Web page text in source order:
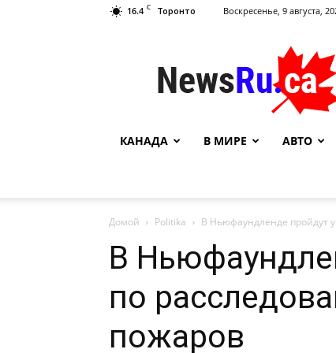
16.4 C Торонто Воскресенье, 9 августа,
NewsRu.Ca
КАНАДА В МИРЕ АВТО
Домой Politika В Ньюфаундленде пройдут
В
по
пожаров